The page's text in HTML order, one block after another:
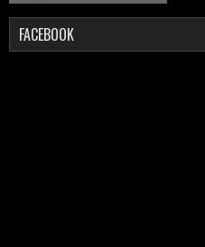
FACEBOOK